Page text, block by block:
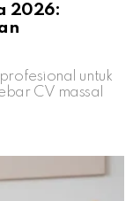
2026:
untuk
CV massal